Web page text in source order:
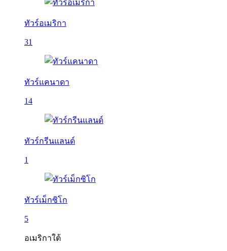
ทัวร์อเมริกา
31
ทัวร์แคนาดา
14
ทัวร์กรีนแลนด์
1
ทัวร์เม็กซิโก
5
อเมริกาใต้